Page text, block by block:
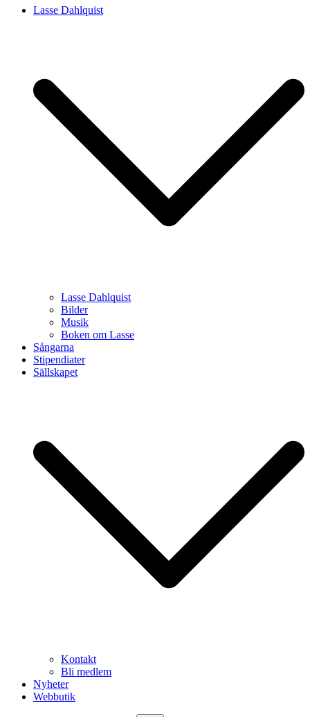
Lasse Dahlquist
Lasse Dahlquist
Bilder
Musik
Boken om Lasse
Sångarna
Stipendiater
Sällskapet
Kontakt
Bli medlem
Nyheter
Webbutik